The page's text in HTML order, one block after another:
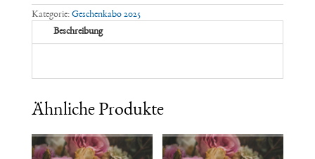
ABO
*4
Ausgaben
Kategorie: Geschenkabo 2025
Beschreibung
Ähnliche Produkte